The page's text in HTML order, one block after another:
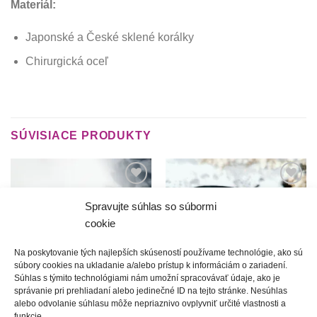
Spravujte súhlas so súbormi
cookie
Na poskytovanie tých najlepších skúseností používame technológie, ako sú
súbory cookies na ukladanie a/alebo prístup k informáciám o zariadení.
Súhlas s týmito technológiami nám umožní spracovávať údaje, ako je
správanie pri prehliadaní alebo jedinečné ID na tejto stránke. Nesúhlas
alebo odvolanie súhlasu môže nepriaznivo ovplyvniť určité vlastnosti a
Materiál:
Japonské a České sklené korálky
Chirurgická oceľ
SÚVISIACE PRODUKTY
krasotinku
si prosím
Podpolianske príbehy | široký